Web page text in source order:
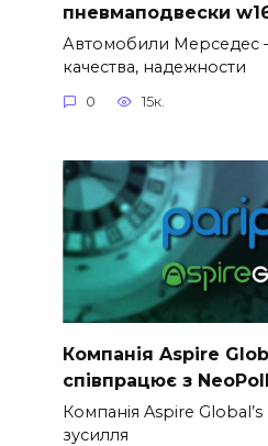
пневмаподвески
Автомобили Мерседес
качества, надежности
0 15к.
Компанія Aspire
співпрацює з
Компанія Aspire
зусилля